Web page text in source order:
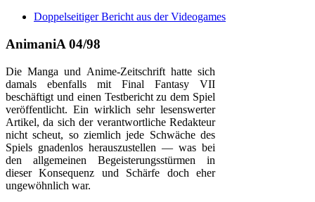
Doppelseitiger Bericht aus der Videogames
AnimaniA 04/98
Die Manga und Anime-Zeitschrift hatte sich
damals ebenfalls mit Final Fantasy VII
beschäftigt und einen Testbericht zu dem Spiel
veröffentlicht. Ein wirklich sehr lesenswerter
Artikel, da sich der verantwortliche Redakteur
nicht scheut, so ziemlich jede Schwäche des
Spiels gnadenlos herauszustellen — was bei
den allgemeinen Begeisterungsstürmen in
dieser Konsequenz und Schärfe doch eher
ungewöhnlich war.